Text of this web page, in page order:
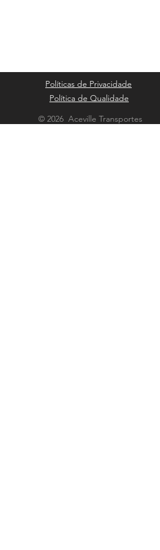
Políticas de Privacidade
Política de Qualidade
© 2026 Aceville Transportes